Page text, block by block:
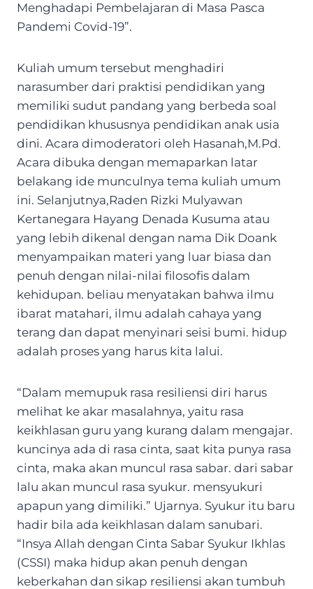
Menghadapi Pembelajaran di Masa Pasca
Pandemi Covid-19”.
Kuliah umum tersebut menghadiri
narasumber dari praktisi pendidikan yang
memiliki sudut pandang yang berbeda soal
pendidikan khususnya pendidikan anak usia
dini. Acara dimoderatori oleh Hasanah,M.Pd.
Acara dibuka dengan memaparkan latar
belakang ide munculnya tema kuliah umum
ini. Selanjutnya,Raden Rizki Mulyawan
Kertanegara Hayang Denada Kusuma atau
yang lebih dikenal dengan nama Dik Doank
menyampaikan materi yang luar biasa dan
penuh dengan nilai-nilai filosofis dalam
kehidupan. beliau menyatakan bahwa ilmu
ibarat matahari, ilmu adalah cahaya yang
terang dan dapat menyinari seisi bumi. hidup
adalah proses yang harus kita lalui.
“Dalam memupuk rasa resiliensi diri harus
melihat ke akar masalahnya, yaitu rasa
keikhlasan guru yang kurang dalam mengajar.
kuncinya ada di rasa cinta, saat kita punya rasa
cinta, maka akan muncul rasa sabar. dari sabar
lalu akan muncul rasa syukur. mensyukuri
apapun yang dimiliki.” Ujarnya. Syukur itu baru
hadir bila ada keikhlasan dalam sanubari.
“Insya Allah dengan Cinta Sabar Syukur Ikhlas
(CSSI) maka hidup akan penuh dengan
keberkahan dan sikap resiliensi akan tumbuh